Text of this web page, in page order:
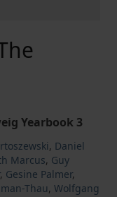
Yearbook 3
, Daniel
Marcus, Guy
, Gesine Palmer,
Thau, Wolfgang